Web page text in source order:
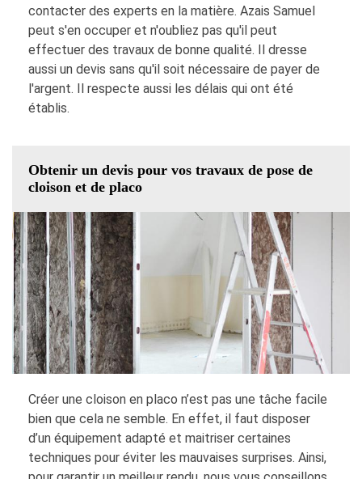
contacter des experts en la matière. Azais Samuel
peut s'en occuper et n'oubliez pas qu'il peut
effectuer des travaux de bonne qualité. Il dresse
aussi un devis sans qu'il soit nécessaire de payer de
l'argent. Il respecte aussi les délais qui ont été
établis.
Obtenir un devis pour vos travaux de pose de
cloison et de placo
Créer une cloison en placo n’est pas une tâche facile
bien que cela ne semble. En effet, il faut disposer
d’un équipement adapté et maitriser certaines
techniques pour éviter les mauvaises surprises. Ainsi,